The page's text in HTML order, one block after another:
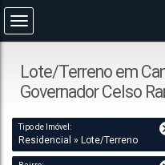
Lote/Terreno em
Governador Celso
Tipo de Imóvel:
Residencial » Lote/Terreno